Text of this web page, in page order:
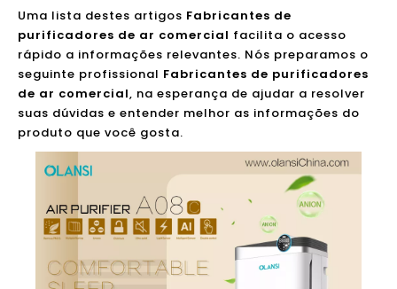
Uma lista destes artigos Fabricantes de
purificadores de ar comercial facilita o acesso
rápido a informações relevantes. Nós preparamos o
seguinte profissional Fabricantes de purificadores
de ar comercial, na esperança de ajudar a resolver
suas dúvidas e entender melhor as informações do
produto que você gosta.